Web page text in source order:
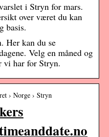
i Stryn for mars.
over været du kan
basis.
Her kan du se
Velg en måned og
vi har for Stryn.
› Norge › Stryn